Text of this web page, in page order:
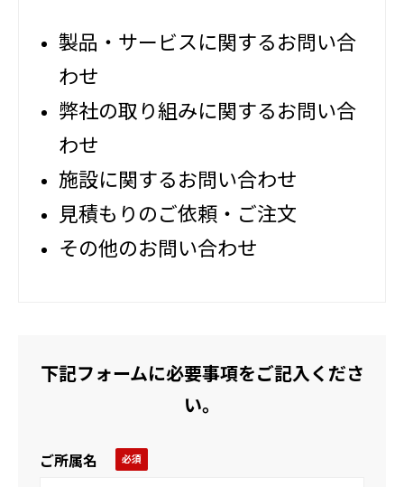
資料ダウンロード
製品・サービスに関するお問い合
わせ
弊社の取り組みに関するお問い合
わせ
施設に関するお問い合わせ
見積もりのご依頼・ご注文
その他のお問い合わせ
下記フォームに必要事項をご記入くださ
い。
ご所属名